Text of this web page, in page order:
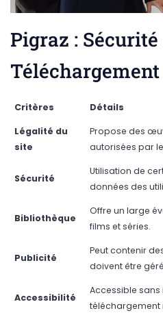
Pigraz :
Téléchargement
Critères Détails
Légalité du
site
Propose des
autorisées par
Sécurité
Utilisation de
données des
Bibliothèque
Offre un large
films et séries.
Publicité
Peut contenir
doivent être
Accessibilité
Accessible
téléchargement